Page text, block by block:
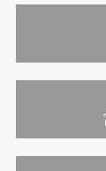
ジュエリーリ
福井指輪工房
福井指輪工房
福井工房｜手
プライバシー